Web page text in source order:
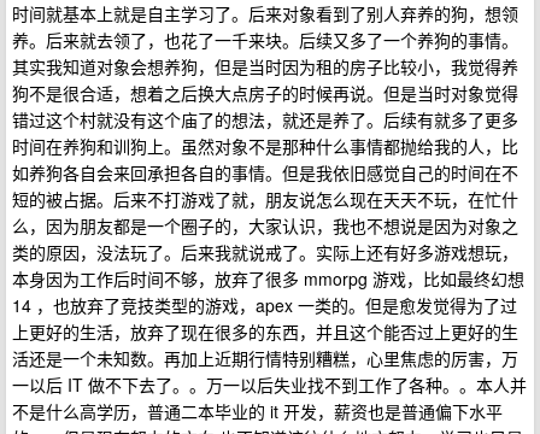
时间就基本上就是自主学习了。后来对象看到了别人弃养的狗，想领
养。后来就去领了，也花了一千来块。后续又多了一个养狗的事情。
其实我知道对象会想养狗，但是当时因为租的房子比较小，我觉得养
狗不是很合适，想着之后换大点房子的时候再说。但是当时对象觉得
错过这个村就没有这个庙了的想法，就还是养了。后续有就多了更多
时间在养狗和训狗上。虽然对象不是那种什么事情都抛给我的人，比
如养狗各自会来回承担各自的事情。但是我依旧感觉自己的时间在不
短的被占据。后来不打游戏了就，朋友说怎么现在天天不玩，在忙什
么，因为朋友都是一个圈子的，大家认识，我也不想说是因为对象之
类的原因，没法玩了。后来我就说戒了。实际上还有好多游戏想玩，
本身因为工作后时间不够，放弃了很多 mmorpg 游戏，比如最终幻想
14 ，也放弃了竞技类型的游戏，apex 一类的。但是愈发觉得为了过
上更好的生活，放弃了现在很多的东西，并且这个能否过上更好的生
活还是一个未知数。再加上近期行情特别糟糕，心里焦虑的厉害，万
一以后 IT 做不下去了。。万一以后失业找不到工作了各种。。本人并
不是什么高学历，普通二本毕业的 it 开发，薪资也是普通偏下水平